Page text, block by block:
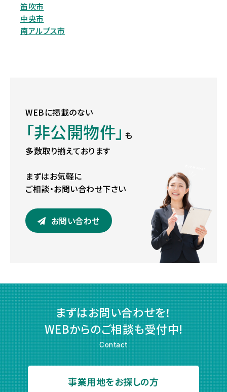
笛吹市
中央市
南アルプス市
WEBに掲載のない
「非公開物件」 も
多数取り揃えております
まずはお気軽に
ご相談・お問い合わせ下さい
お問い合わせ
まずはお問い合わせを！
WEBからのご相談も受付中!
Contact
事業用地をお探しの方